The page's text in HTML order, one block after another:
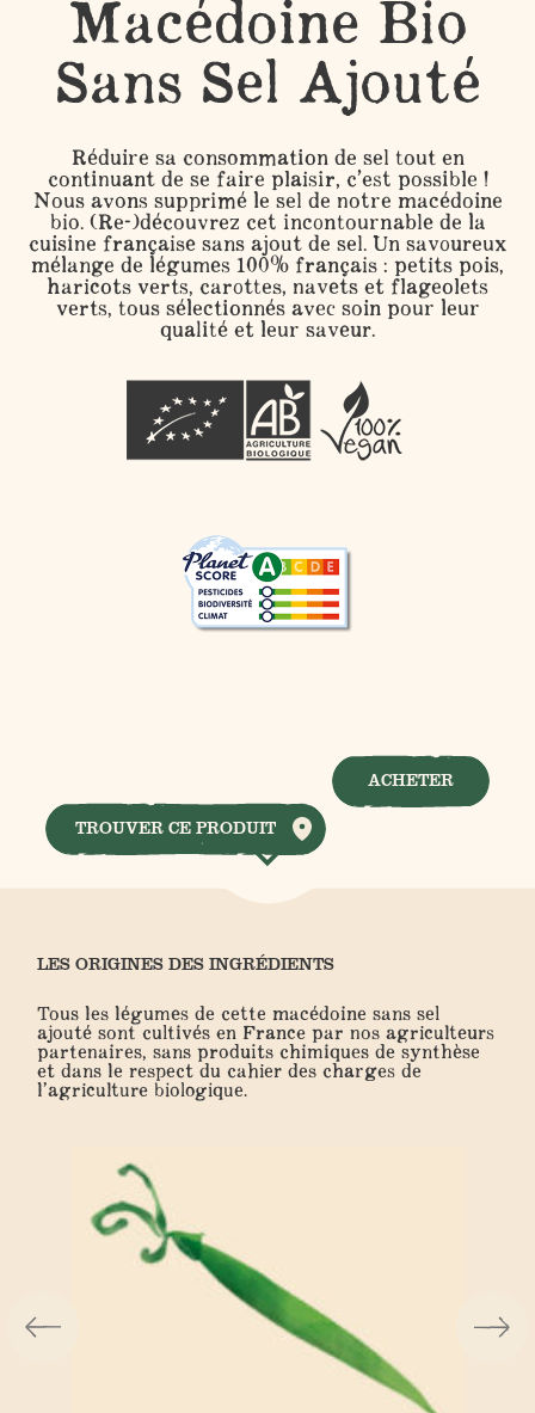
Macédoine Bio
Sans Sel Ajouté
Réduire sa consommation de sel tout en
continuant de se faire plaisir, c’est possible !
Nous avons supprimé le sel de notre macédoine
bio. (Re-)découvrez cet incontournable de la
cuisine française sans ajout de sel. Un savoureux
mélange de légumes 100% français : petits pois,
haricots verts, carottes, navets et flageolets
verts, tous sélectionnés avec soin pour leur
qualité et leur saveur.
TROUVER CE PRODUIT
ACHETER
LES ORIGINES DES INGRÉDIENTS
Tous les légumes de cette macédoine sans sel
ajouté sont cultivés en France par nos agriculteurs
partenaires, sans produits chimiques de synthèse
et dans le respect du cahier des charges de
l’agriculture biologique.